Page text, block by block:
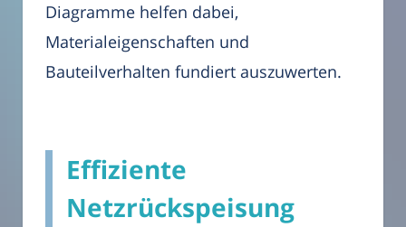
Diagramme helfen dabei,
Materialeigenschaften und
Bauteilverhalten fundiert auszuwerten.
Effiziente
Netzrückspeisung